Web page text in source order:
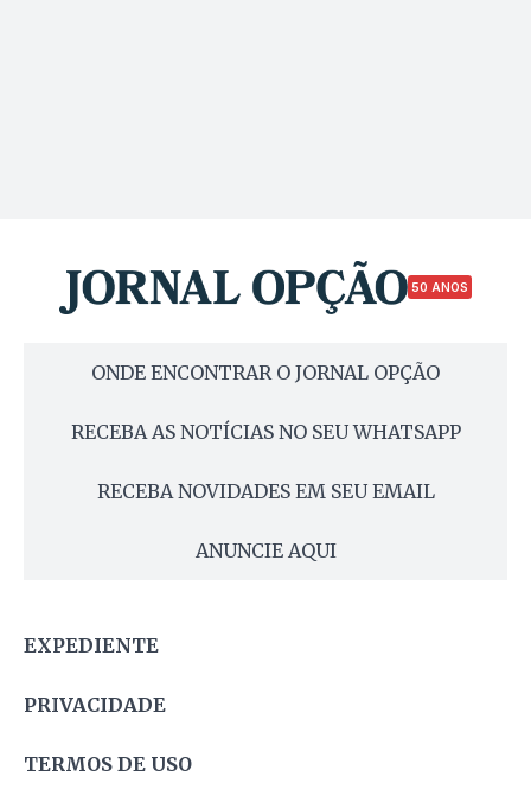
50 ANOS
ONDE ENCONTRAR O JORNAL OPÇÃO
RECEBA AS NOTÍCIAS NO SEU WHATSAPP
RECEBA NOVIDADES EM SEU EMAIL
ANUNCIE AQUI
EXPEDIENTE
PRIVACIDADE
TERMOS DE USO